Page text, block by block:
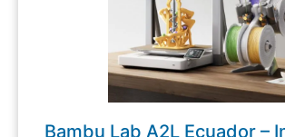
Bambu Lab A2L Ecuador –